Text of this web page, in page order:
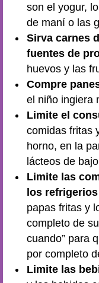
son el yogur,
de maní o las
Sirva carnes
fuentes de
huevos y las
Compre
el niño ingiera
Limite el
comidas fritas
horno, en la
lácteos de
Limite las
los
papas fritas y
completo de
cuando” para
por completo
Limite las